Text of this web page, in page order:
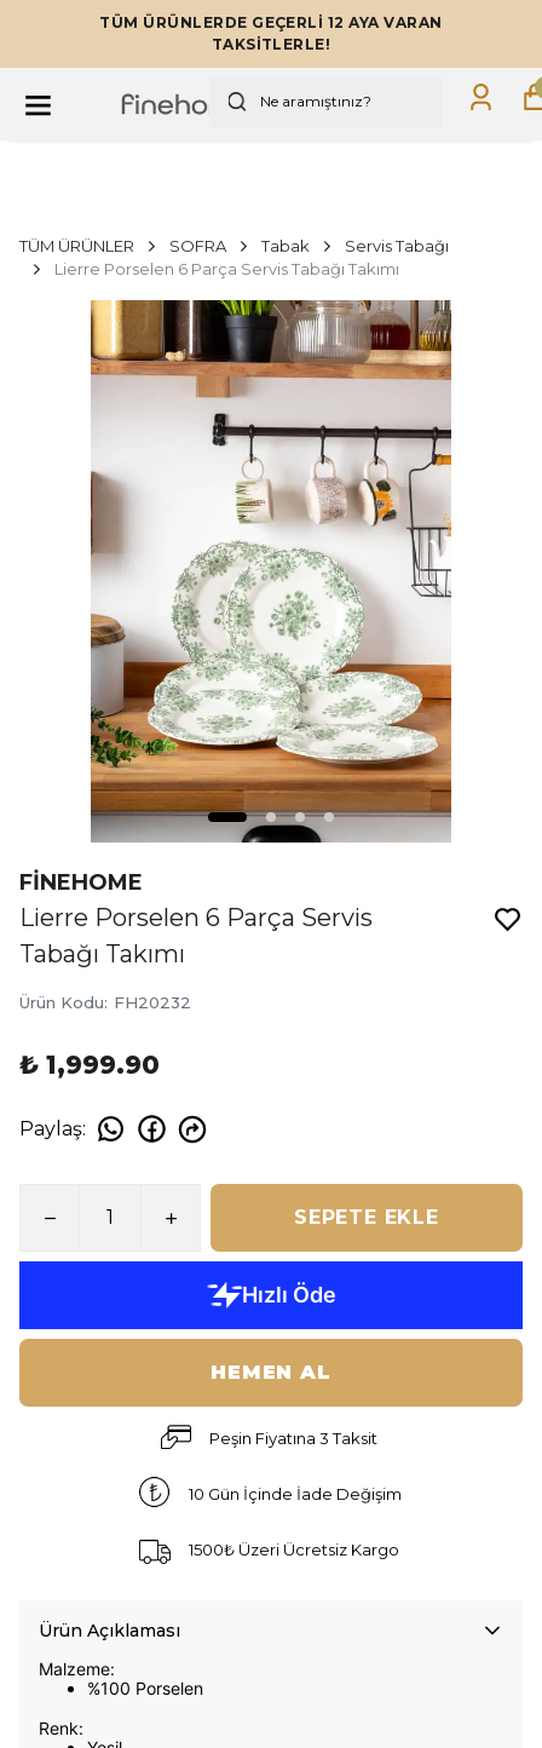
TÜM ÜRÜNLERDE GEÇERLİ 12 AYA VARAN
TAKSİTLERLE!
TÜM ÜRÜNLER SOFRA Tabak
Servis Tabağı
Lierre Porselen 6 Parça Servis Tabağı Takımı
FİNEHOME
Lierre Porselen 6 Parça Servis
Tabağı Takımı
Ürün Kodu: FH20232
₺ 1,999.90
Paylaş:
SEPETE EKLE
HEMEN AL
Peşin Fiyatına 3 Taksit
10 Gün İçinde İade Değişim
1500₺ Üzeri Ücretsiz Kargo
Ürün Açıklaması
Malzeme:
%100 Porselen
Renk: